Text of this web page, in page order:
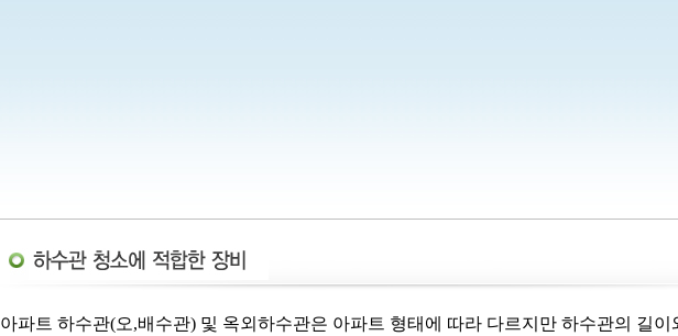
아파트 하수관(오,배수관) 및 옥외하수관은 아파트 형태에 따라 다르지만 하수관의 길이